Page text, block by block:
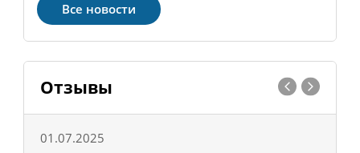
Все новости
Отзывы
01.07.2025